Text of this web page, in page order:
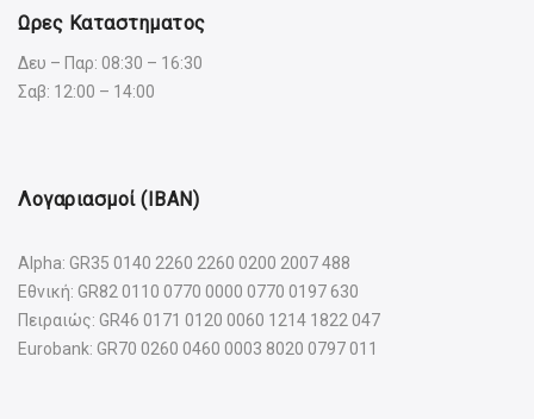
Ωρες Καταστηματος
Δευ – Παρ: 08:30 – 16:30
Σαβ: 12:00 – 14:00
Λογαριασμοί (IBAN)
Alpha: GR35 0140 2260 2260 0200 2007 488
Εθνική: GR82 0110 0770 0000 0770 0197 630
Πειραιώς: GR46 0171 0120 0060 1214 1822 047
Eurobank: GR70 0260 0460 0003 8020 0797 011